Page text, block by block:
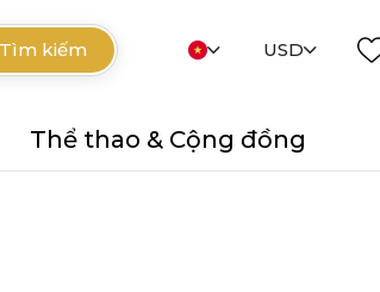
Tìm kiếm USD
Thể thao & Cộng đồng